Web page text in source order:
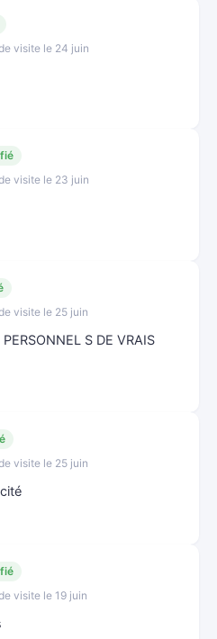
visite le 24 juin
visite le 23 juin
visite le 25 juin
S DE VRAIS
visite le 25 juin
visite le 19 juin